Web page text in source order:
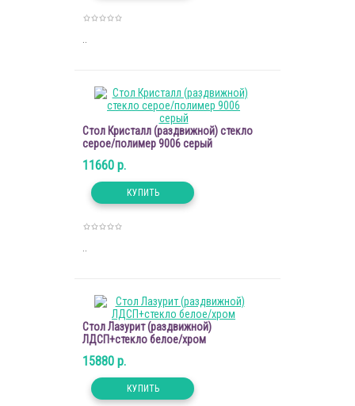
Стол Кристалл (раздвижной) стекло
серое/полимер 9006 серый
11660 р.
Стол Лазурит (раздвижной)
ЛДСП+стекло белое/хром
15880 р.